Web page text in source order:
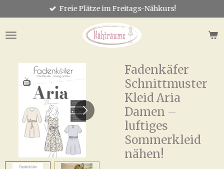
Hauptinhalt
springen
Freie Plätze im Freitags-Nähkurs!
Fadenkäfer
Schnittmuster
Kleid Aria
Damen –
luftiges
Sommerkleid
nähen!